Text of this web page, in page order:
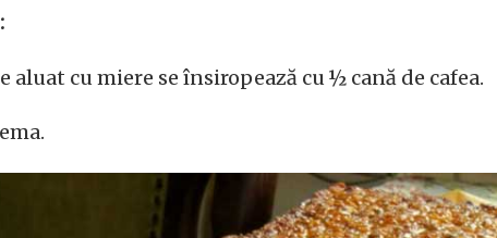
aluat cu miere se însiropează cu ½ cană de cafea.